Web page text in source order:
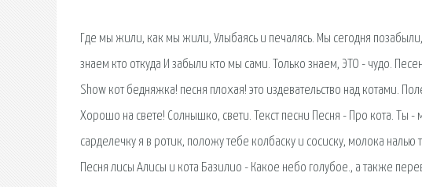
Где мы жили, как мы жили, Улыбаясь и печалясь. Мы сегодня
знаем кто откуда И забыли кто мы сами. Только знаем, ЭТО - чудо.
Show кот бедняжка! песня плохая! это издевательство над котами.
Хорошо на свете! Солнышко, свети. Текст песни Песня - Про кота.
сарделечку я в ротик, положу тебе колбаску и сосиску, молока
Песня лисы Алисы и кота Базилио - Какое небо голубое., а также